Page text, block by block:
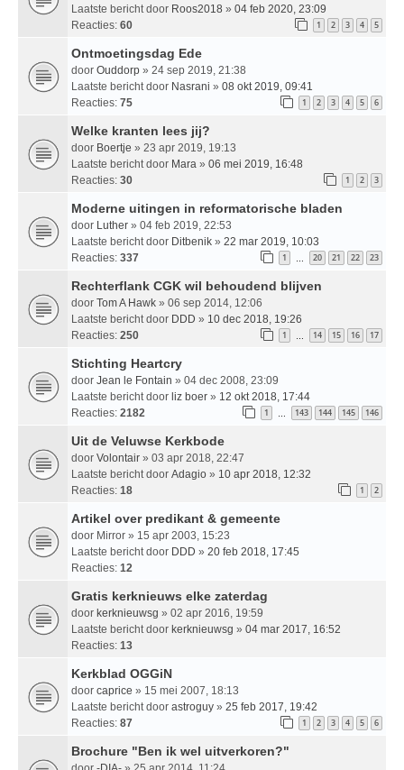
Laatste bericht door Roos2018 » 04 feb 2020, 23:09
Reacties: 60 1 2 3 4 5
Ontmoetingsdag Ede
door Ouddorp » 24 sep 2019, 21:38
Laatste bericht door Nasrani » 08 okt 2019, 09:41
Reacties: 75 1 2 3 4 5 6
Welke kranten lees jij?
door Boertje » 23 apr 2019, 19:13
Laatste bericht door Mara » 06 mei 2019, 16:48
Reacties: 30 1 2 3
Moderne uitingen in reformatorische bladen
door Luther » 04 feb 2019, 22:53
Laatste bericht door Ditbenik » 22 mar 2019, 10:03
Reacties: 337 1 … 20 21 22 23
Rechterflank CGK wil behoudend blijven
door Tom A Hawk » 06 sep 2014, 12:06
Laatste bericht door DDD » 10 dec 2018, 19:26
Reacties: 250 1 … 14 15 16 17
Stichting Heartcry
door Jean le Fontain » 04 dec 2008, 23:09
Laatste bericht door liz boer » 12 okt 2018, 17:44
Reacties: 2182 1 … 143 144 145 146
Uit de Veluwse Kerkbode
door Volontair » 03 apr 2018, 22:47
Laatste bericht door Adagio » 10 apr 2018, 12:32
Reacties: 18 1 2
Artikel over predikant & gemeente
door Mirror » 15 apr 2003, 15:23
Laatste bericht door DDD » 20 feb 2018, 17:45
Reacties: 12
Gratis kerknieuws elke zaterdag
door kerknieuwsg » 02 apr 2016, 19:59
Laatste bericht door kerknieuwsg » 04 mar 2017, 16:52
Reacties: 13
Kerkblad OGGiN
door caprice » 15 mei 2007, 18:13
Laatste bericht door astroguy » 25 feb 2017, 19:42
Reacties: 87 1 2 3 4 5 6
Brochure "Ben ik wel uitverkoren?"